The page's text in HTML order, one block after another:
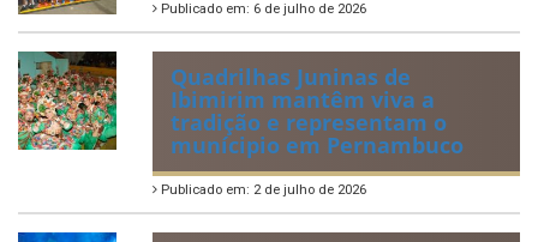
Publicado em: 6 de julho de 2026
Quadrilhas Juninas de
Ibimirim mantêm viva a
tradição e representam o
munícipio em Pernambuco
Publicado em: 2 de julho de 2026